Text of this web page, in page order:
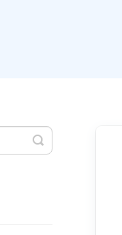
Toggle
Search